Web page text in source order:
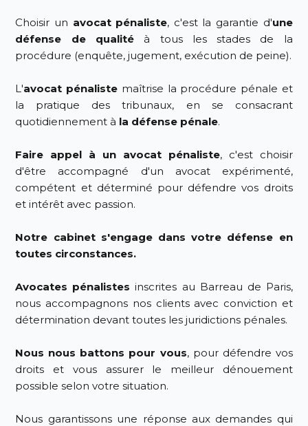
Choisir un avocat pénaliste, c'est la garantie d'une
défense de qualité à tous les stades de la
procédure (enquête, jugement, exécution de peine).
L'avocat pénaliste maîtrise la procédure pénale et
la pratique des tribunaux, en se consacrant
quotidiennement à la défense pénale.
Faire appel à un avocat pénaliste, c'est choisir
d'être accompagné d'un
avocat expérimenté,
compétent et déterminé pour défendre vos droits
et intérêt avec passion.
Notre cabinet s'engage dans votre défense en
toutes circonstances.
Avocates pénalistes inscrites au Barreau de Paris,
nous accompagnons nos clients avec conviction et
détermination devant toutes les juridictions pénales.
Nous nous battons pour vous, pour défendre vos
droits et vous assurer le meilleur dénouement
possible selon votre situation.
Nous garantissons une réponse aux demandes qui